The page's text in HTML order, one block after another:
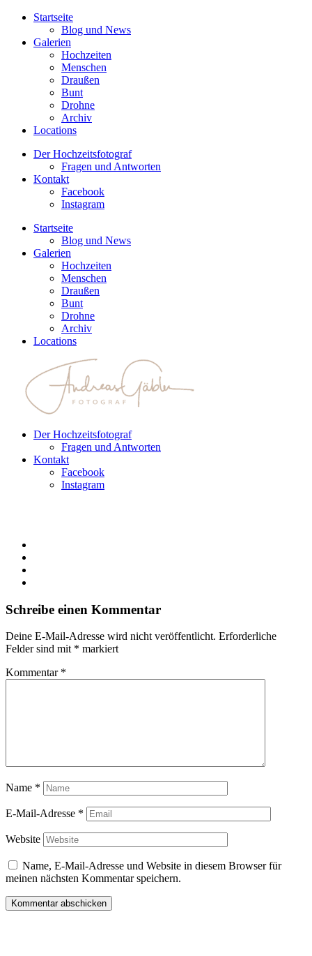
Startseite
Blog und News
Galerien
Hochzeiten
Menschen
Draußen
Bunt
Drohne
Archiv
Locations
Der Hochzeitsfotograf
Fragen und Antworten
Kontakt
Facebook
Instagram
Startseite
Blog und News
Galerien
Hochzeiten
Menschen
Draußen
Bunt
Drohne
Archiv
Locations
Der Hochzeitsfotograf
Fragen und Antworten
Kontakt
Facebook
Instagram
Schreibe einen Kommentar
Deine E-Mail-Adresse wird nicht veröffentlicht. Erforderliche
Felder sind mit * markiert
Kommentar *
Name *
E-Mail-Adresse *
Website
Name, E-Mail-Adresse und Website in diesem Browser für
meinen nächsten Kommentar speichern.